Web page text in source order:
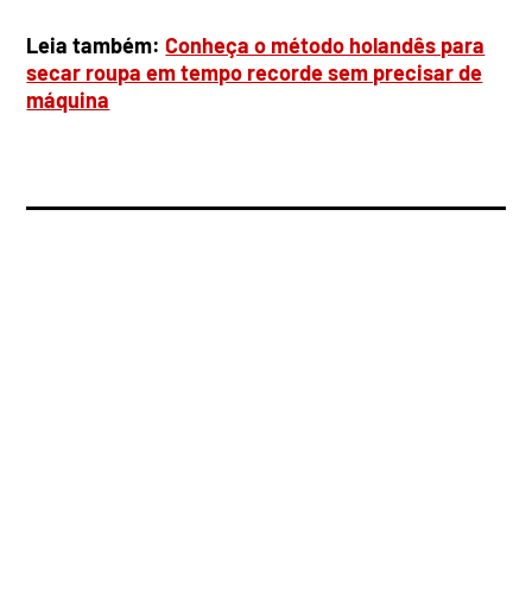
Leia também:Conheça o método holandês para
secar roupa em tempo recorde sem precisar de
máquina